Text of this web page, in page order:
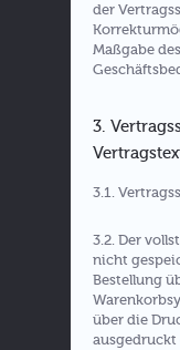
der
Maßgabe
3.
3.1.
3.2. Der
nicht
Bestellung
über die